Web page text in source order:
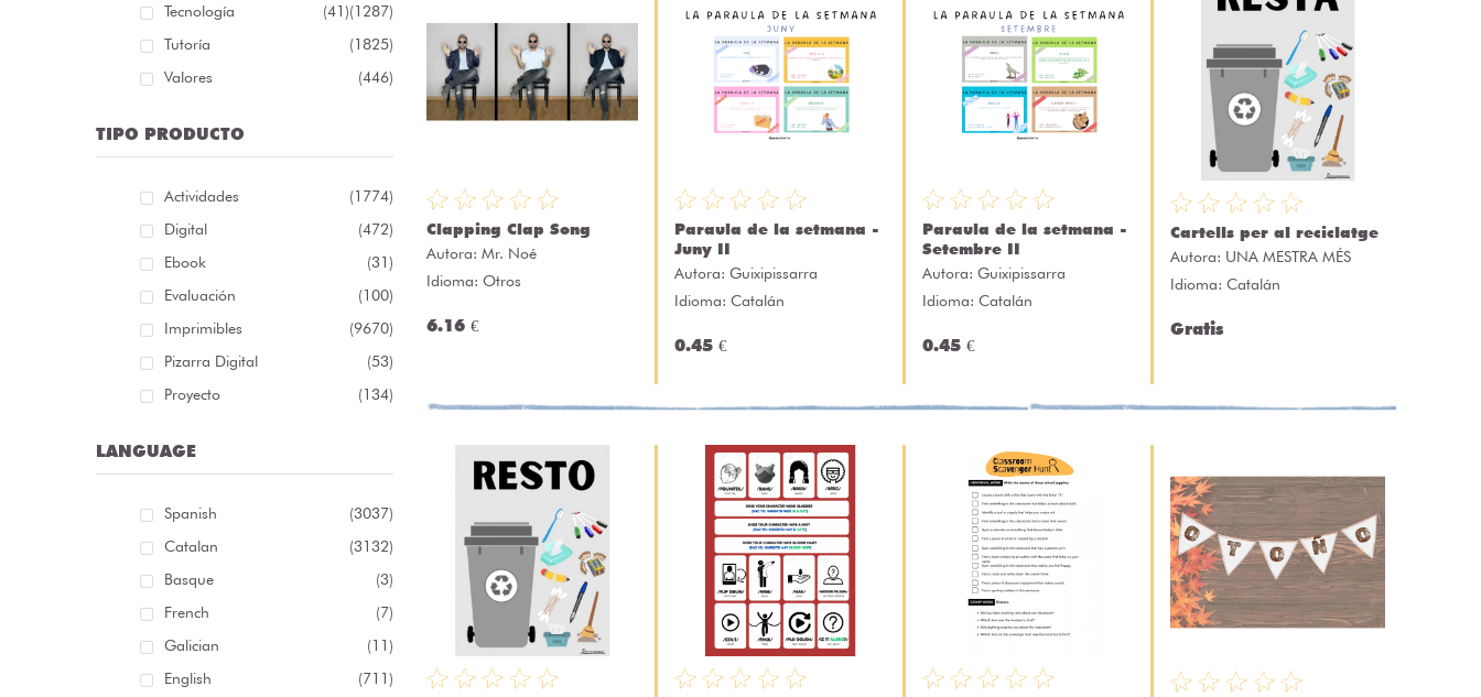
(1287)
Tecnología
(41)
Tutoría
(1825)
Valores
(446)
TIPO PRODUCTO
Actividades
(1774)
Digital
(472)
Ebook
(31)
Evaluación
(100)
Imprimibles
(9670)
Pizarra Digital
(53)
Proyecto
(134)
LANGUAGE
Spanish
(3037)
Catalan
(3132)
Basque
(3)
French
(7)
Galician
(11)
English
(711)
Clapping Clap Song
Autora: Mr. Noé
Idioma: Otros
6.16 €
Paraula de la setmana -
Juny II
Autora: Guixipissarra
Idioma: Catalán
0.45 €
Paraula de la setmana -
Setembre II
Autora: Guixipissarra
Idioma: Catalán
0.45 €
Cartells per al reciclatge
Autora: UNA MESTRA MÉS
Idioma: Catalán
Gratis